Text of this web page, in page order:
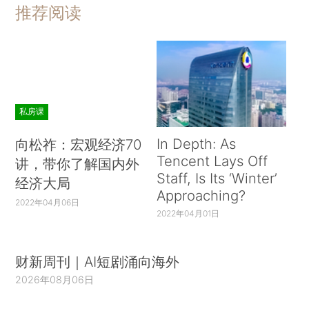
推荐阅读
私房课
向松祚：宏观经济70
讲，带你了解国内外
经济大局
2022年04月06日
In Depth: As
Tencent Lays Off
Staff, Is Its ‘Winter’
Approaching?
2022年04月01日
财新周刊｜AI短剧涌向海外
2026年08月06日